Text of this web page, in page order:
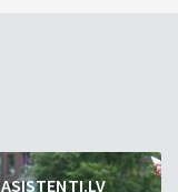
ASISTENTI.LV